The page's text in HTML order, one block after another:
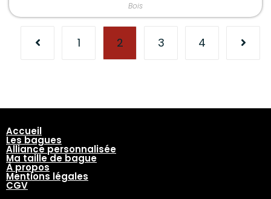
Bois
1 2 3 4
Accueil
Les bagues
Alliance personnalisée
Ma taille de bague
À propos
Mentions légales
CGV